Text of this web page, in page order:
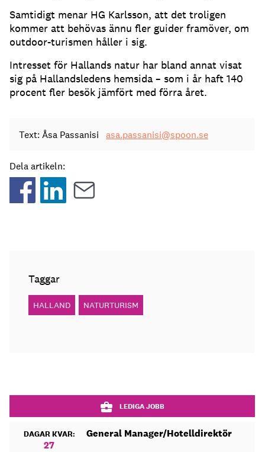
Samtidigt menar HG Karlsson, att det troligen
kommer att behövas ännu fler guider framöver, om
outdoor-turismen håller i sig.
Intresset för Hallands natur har bland annat visat
sig på Hallandsledens hemsida – som i år haft 140
procent fler besök jämfört med förra året.
Text: Åsa Passanisi asa.passanisi@spoon.se
Dela artikeln:
Taggar
HALLAND NATURTURISM
LEDIGA JOBB
DAGAR KVAR:
27
General Manager/Hotelldirektör